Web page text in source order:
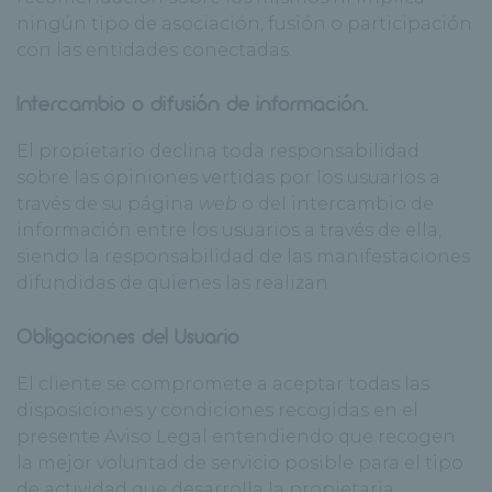
ningún tipo de asociación, fusión o participación
con las entidades conectadas.
Intercambio o difusión de información.
El propietario declina toda responsabilidad
sobre las opiniones vertidas por los usuarios a
través de su página
web
o del intercambio de
información entre los usuarios a través de ella,
siendo la responsabilidad de las manifestaciones
difundidas de quienes las realizan.
Obligaciones del Usuario
El cliente se compromete a aceptar todas las
disposiciones y condiciones recogidas en el
presente Aviso Legal entendiendo que recogen
la mejor voluntad de servicio posible para el tipo